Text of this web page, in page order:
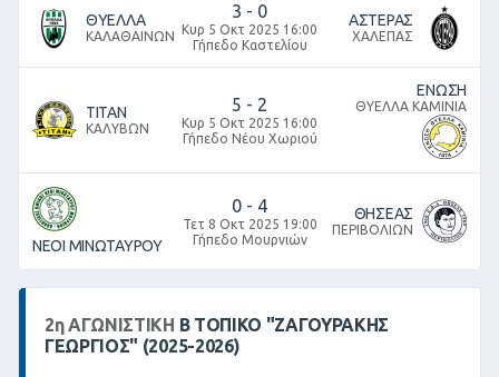
ΘΥΕΛΛΑ
ΚΑΛΑΘΑΙΝΩΝ
3 - 0
Κυρ 5 Οκτ 2025 16:00
Γήπεδο Καστελίου
ΑΣΤΕΡΑΣ
ΧΑΛΕΠΑΣ
ΤΙΤΑΝ
ΚΑΛΥΒΩΝ
5 - 2
Κυρ 5 Οκτ 2025 16:00
Γήπεδο Νέου Χωριού
ΕΝΩΣΗ
ΘΥΕΛΛΑ ΚΑΜΙΝΙΑ
ΝΕΟΙ ΜΙΝΩΤΑΥΡΟΥ
0 - 4
Τετ 8 Οκτ 2025 19:00
Γήπεδο Μουρνιών
ΘΗΣΕΑΣ
ΠΕΡΙΒΟΛΙΩΝ
2ηΑΓΩΝΙΣΤΙΚΉ Β ΤΟΠΙΚΌ "ΖΑΓΟΥΡΑΚΗΣ
ΓΕΩΡΓΙΟΣ" (2025-2026)